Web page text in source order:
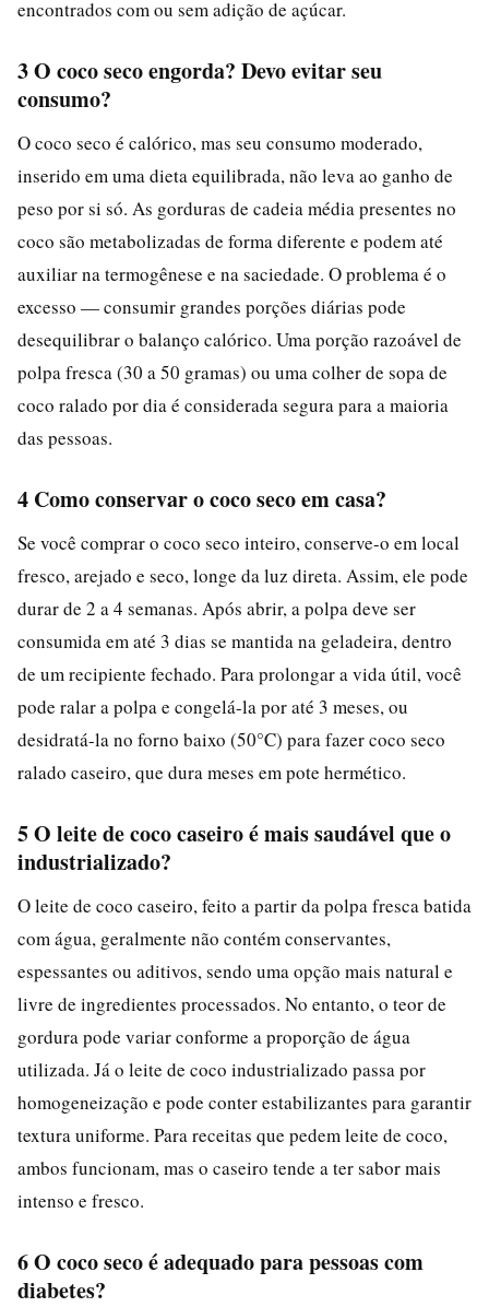
encontrados com ou sem adição de açúcar.
3 O coco seco engorda? Devo evitar seu
consumo?
O coco seco é calórico, mas seu consumo moderado,
inserido em uma dieta equilibrada, não leva ao ganho de
peso por si só. As gorduras de cadeia média presentes no
coco são metabolizadas de forma diferente e podem até
auxiliar na termogênese e na saciedade. O problema é o
excesso — consumir grandes porções diárias pode
desequilibrar o balanço calórico. Uma porção razoável de
polpa fresca (30 a 50 gramas) ou uma colher de sopa de
coco ralado por dia é considerada segura para a maioria
das pessoas.
4 Como conservar o coco seco em casa?
Se você comprar o coco seco inteiro, conserve-o em local
fresco, arejado e seco, longe da luz direta. Assim, ele pode
durar de 2 a 4 semanas. Após abrir, a polpa deve ser
consumida em até 3 dias se mantida na geladeira, dentro
de um recipiente fechado. Para prolongar a vida útil, você
pode ralar a polpa e congelá-la por até 3 meses, ou
desidratá-la no forno baixo (50°C) para fazer coco seco
ralado caseiro, que dura meses em pote hermético.
5 O leite de coco caseiro é mais saudável que o
industrializado?
O leite de coco caseiro, feito a partir da polpa fresca batida
com água, geralmente não contém conservantes,
espessantes ou aditivos, sendo uma opção mais natural e
livre de ingredientes processados. No entanto, o teor de
gordura pode variar conforme a proporção de água
utilizada. Já o leite de coco industrializado passa por
homogeneização e pode conter estabilizantes para garantir
textura uniforme. Para receitas que pedem leite de coco,
ambos funcionam, mas o caseiro tende a ter sabor mais
intenso e fresco.
6 O coco seco é adequado para pessoas com
diabetes?